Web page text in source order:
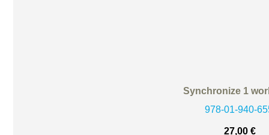
Synchronize 1
978-01-940-
27,00€